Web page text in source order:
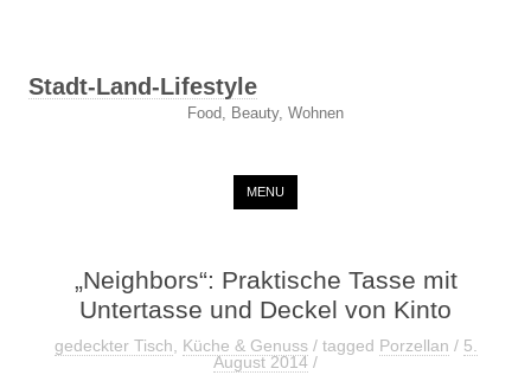
Stadt-Land-Lifestyle
Food, Beauty, Wohnen
MENU
„Neighbors“: Praktische Tasse mit
Untertasse und Deckel von Kinto
gedeckter Tisch Küche & Genuss/ tagged Porzellan / 5.
August 2014 /